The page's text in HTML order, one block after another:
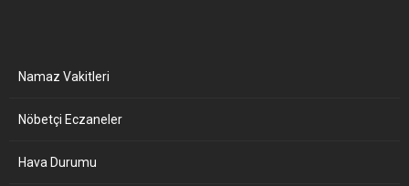
Namaz Vakitleri
Nöbetçi Eczaneler
Hava Durumu